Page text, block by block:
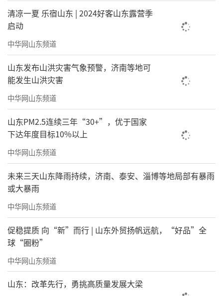
清凉一夏 乐宿山东 | 2024好客山东露营季
启动
中华网山东频道
山东发布山洪灾害气象预警，济南等地可
能发生山洪灾害
中华网山东频道
山东PM2.5连续三年“30+”，优于国家
下达年度目标10%以上
中华网山东频道
未来三天山东降雨持续，济南、泰安、淄博等地局部有暴雨
或大暴雨
中华网山东频道
促稳提质 向“新”而行 | 山东外贸扬帆远航，“好品”全
球“圈粉”
中华网山东频道
山东：改革先行，勇挑高质量发展大梁